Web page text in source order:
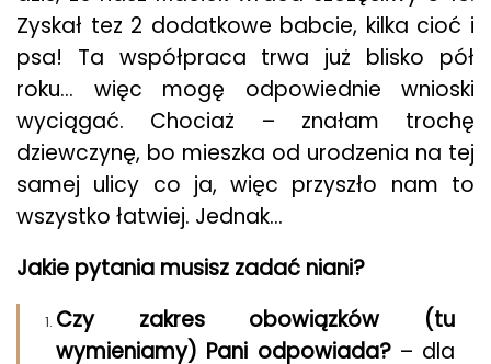
Zyskał tez 2 dodatkowe babcie, kilka cioć i
psa! Ta współpraca trwa już blisko pół
roku… więc mogę odpowiednie wnioski
wyciągać. Chociaż – znałam trochę
dziewczynę, bo mieszka od urodzenia na tej
samej ulicy co ja, więc przyszło nam to
wszystko łatwiej. Jednak…
Jakie pytania musisz zadać niani?
Czy zakres obowiązków (tu
wymieniamy) Pani odpowiada?– dla